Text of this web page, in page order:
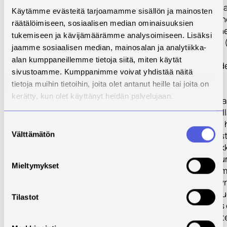
Käytämme evästeitä tarjoamamme sisällön ja mainosten
räätälöimiseen, sosiaalisen median ominaisuuksien
tukemiseen ja kävijämäärämme analysoimiseen. Lisäksi
jaamme sosiaalisen median, mainosalan ja analytiikka-
alan kumppaneillemme tietoja siitä, miten käytät
sivustoamme. Kumppanimme voivat yhdistää näitä
tietoja muihin tietoihin, joita olet antanut heille tai joita on
kerätty, kun olet käyttänyt heidän palvelujaan.
valinta
Välttämätön
Mieltymykset
Tilastot
tunnettuja
Vientitoiminta
perustehtävien
TKI) laadun ja
kasvamisena.
Pohjois-Savon
Karjalan
verkostoja
tai
mikä kohentaa
kilpailukykyä.
vetovoimaisuus
kasvanut